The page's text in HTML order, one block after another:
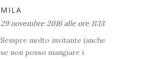
MILA
29 novembre 2016 alle ore 11:13
Sempre molto invitante (anche
se non posso mangiare i